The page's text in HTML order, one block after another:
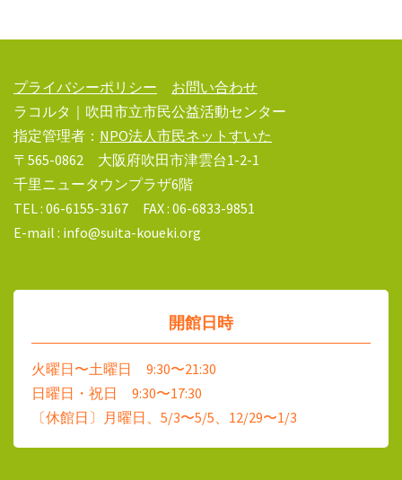
プライバシーポリシー
お問い合わせ
ラコルタ｜吹田市立市民公益活動センター
指定管理者： NPO法人市民ネットすいた
〒565-0862 大阪府吹田市津雲台1-2-1
千里ニュータウンプラザ6階
TEL : 06-6155-3167 FAX : 06-6833-9851
E-mail : info@suita-koueki.org
開館日時
火曜日〜土曜日 9:30〜21:30
日曜日・祝日 9:30〜17:30
〔休館日〕月曜日、5/3〜5/5、12/29〜1/3